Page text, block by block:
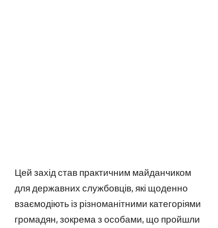
Цей захід став практичним майданчиком
для державних службовців, які щоденно
взаємодіють із різноманітними категоріями
громадян, зокрема з особами, що пройшли